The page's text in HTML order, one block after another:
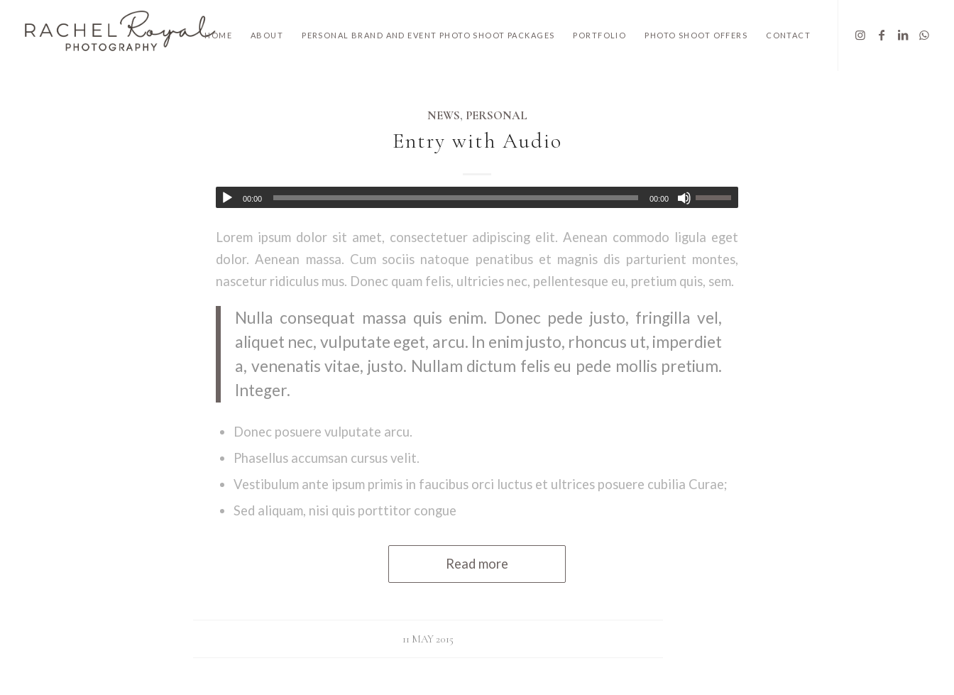
HOME ABOUT PERSONAL BRAND AND EVENT PHOTO SHOOT PACKAGES PORTFOLIO PHOTO SHOOT OFFERS CONTACT
NEWS, PERSONAL
Entry with Audio
00:00 00:00
Lorem ipsum dolor sit amet, consectetuer adipiscing elit. Aenean commodo ligula eget
dolor. Aenean massa. Cum sociis natoque penatibus et magnis dis parturient montes,
nascetur ridiculus mus. Donec quam felis, ultricies nec, pellentesque eu, pretium quis, sem.
Nulla consequat massa quis enim. Donec pede justo, fringilla vel,
aliquet nec, vulputate eget, arcu. In enim justo, rhoncus ut, imperdiet
a, venenatis vitae, justo. Nullam dictum felis eu pede mollis pretium.
Integer.
Donec posuere vulputate arcu.
Phasellus accumsan cursus velit.
Vestibulum ante ipsum primis in faucibus orci luctus et ultrices posuere cubilia Curae;
Sed aliquam, nisi quis porttitor congue
Read more
11 MAY 2015